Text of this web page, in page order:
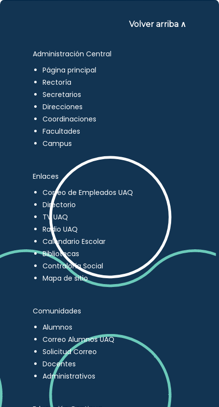
Volver arriba ∧
Administración Central
Página principal
Rectoría
Secretarios
Direcciones
Coordinaciones
Facultades
Campus
Enlaces
Correo de Empleados UAQ
Directorio
TV UAQ
Radio UAQ
Calendario Escolar
Bibliotecas
Contraloría Social
Mapa de sitio
Comunidades
Alumnos
Correo Alumnos UAQ
Solicitud Correo
Docentes
Administrativos